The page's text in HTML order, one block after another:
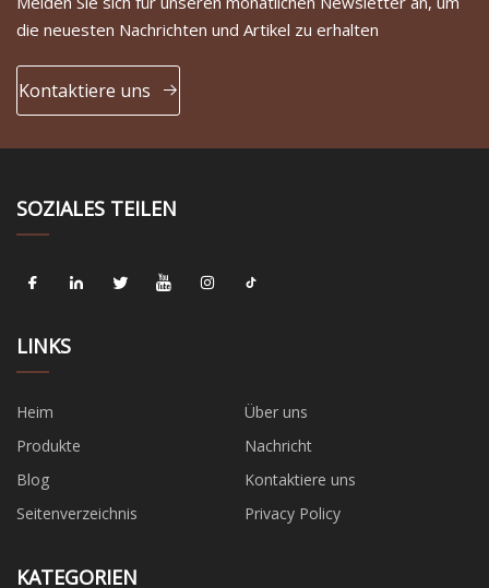
die neuesten Nachrichten und Artikel zu erhalten
Kontaktiere uns
SOZIALES TEILEN
LINKS
Heim
Über uns
Produkte
Nachricht
Blog
Kontaktiere uns
Seitenverzeichnis
Privacy Policy
KATEGORIEN